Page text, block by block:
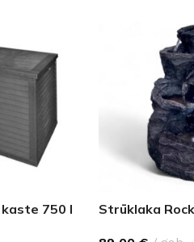
750 l Strūklaka Rock